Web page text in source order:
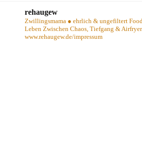
rehaugew
Zwillingsmama ● ehrlich & ungefiltert
Leben Zwischen Chaos, Tiefgang &
www.rehaugew.de/impressum